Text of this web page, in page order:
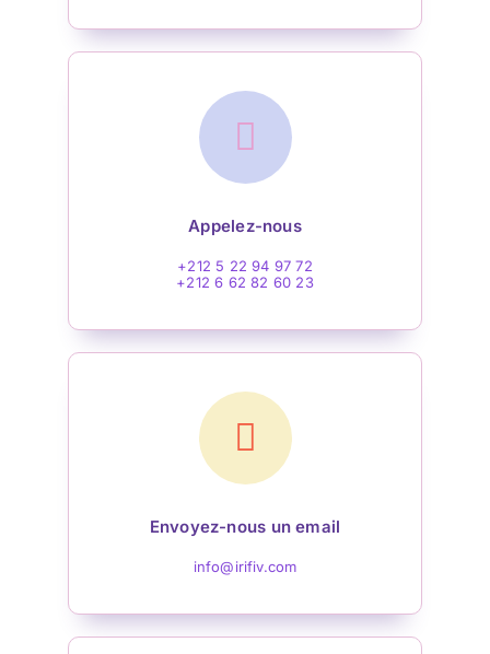
Appelez-nous
+212 5 22 94 97 72
+212 6 62 82 60 23
Envoyez-nous un email
info@irifiv.com